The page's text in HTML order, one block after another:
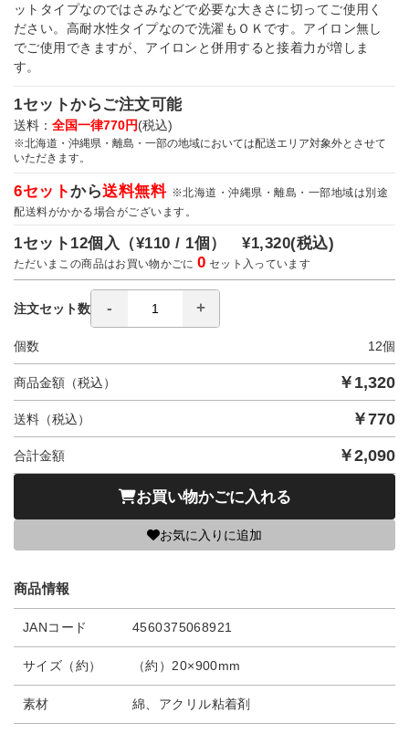
ットタイプなのではさみなどで必要な大きさに切ってご使用く
ださい。高耐水性タイプなので洗濯もＯＫです。アイロン無し
でご使用できますが、アイロンと併用すると接着力が増しま
す。
1セットからご注文可能
送料： 全国一律770円(税込)
※北海道・沖縄県・離島・一部の地域においては配送エリア対象外とさせて
いただきます。
6セットから送料無料 ※北海道・沖縄県・離島・一部地域は別途
配送料がかかる場合がございます。
1セット12個入（¥110 / 1個）¥1,320(税込)
ただいまこの商品はお買い物かごに0 セット入っています
注文セット数
個数 12個
商品金額（税込） ￥ 1,320
送料（税込） ￥770
合計金額 ￥2,090
お買い物かごに入れる
お気に入りに追加
商品情報
JANコード 4560375068921
サイズ（約） （約）20×900mm
素材 綿、アクリル粘着剤